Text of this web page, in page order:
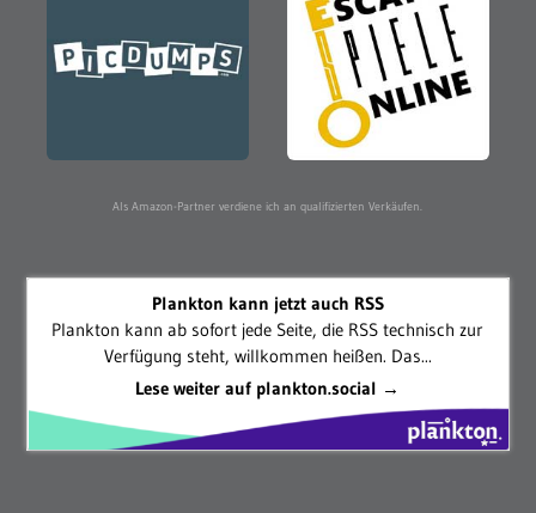
Als Amazon-Partner verdiene ich an qualifizierten Verkäufen.
Plankton kann jetzt auch RSS
Plankton kann ab sofort jede Seite, die RSS technisch zur
Verfügung steht, willkommen heißen. Das...
Lese weiter auf plankton.social →